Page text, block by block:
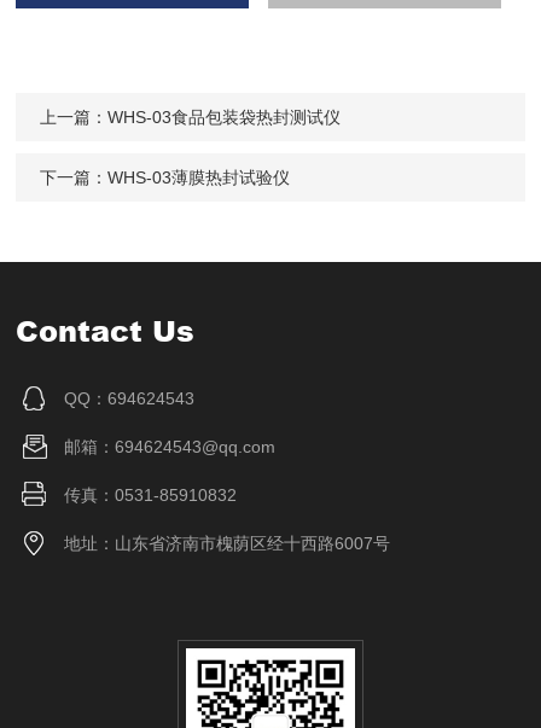
上一篇：WHS-03食品包装袋热封测试仪
下一篇：WHS-03薄膜热封试验仪
Contact Us
QQ：694624543
邮箱：694624543@qq.com
传真：0531-85910832
地址：山东省济南市槐荫区经十西路6007号